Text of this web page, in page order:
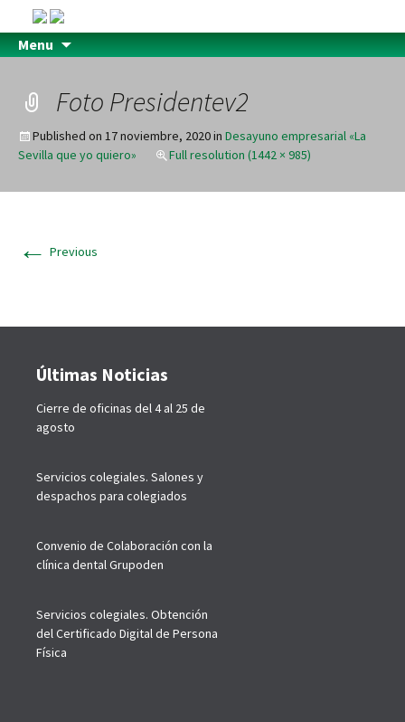
Menu
Foto Presidentev2
Published on 17 noviembre, 2020in Desayuno empresarial «La
Sevilla que yo quiero»
Full resolution (1442 × 985)
← Previous
Últimas Noticias
Cierre de oficinas del 4 al 25 de
agosto
Servicios colegiales. Salones y
despachos para colegiados
Convenio de Colaboración con la
clínica dental Grupoden
Servicios colegiales. Obtención
del Certificado Digital de Persona
Física